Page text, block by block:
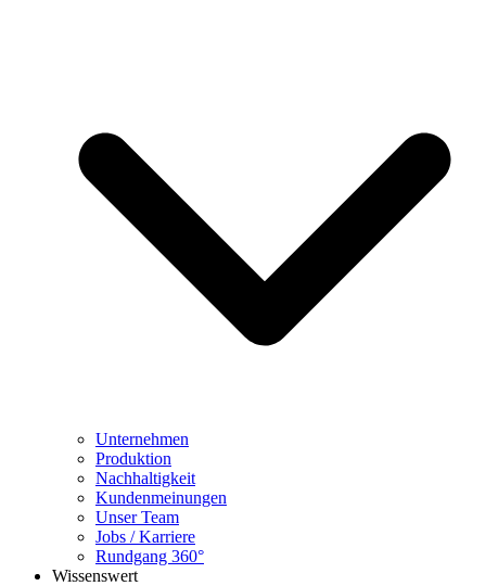
Unternehmen
Produktion
Nachhaltigkeit
Kundenmeinungen
Unser Team
Jobs / Karriere
Rundgang 360°
Wissenswert